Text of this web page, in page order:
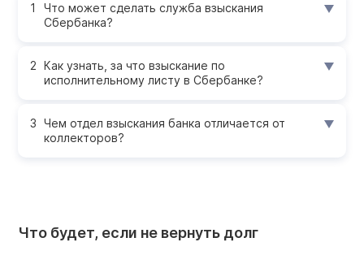
Что может сделать служба взыскания
Сбербанка?
Как узнать, за что взыскание по
исполнительному листу в Сбербанке?
Чем отдел взыскания банка отличается от
коллекторов?
Что будет, если не вернуть долг